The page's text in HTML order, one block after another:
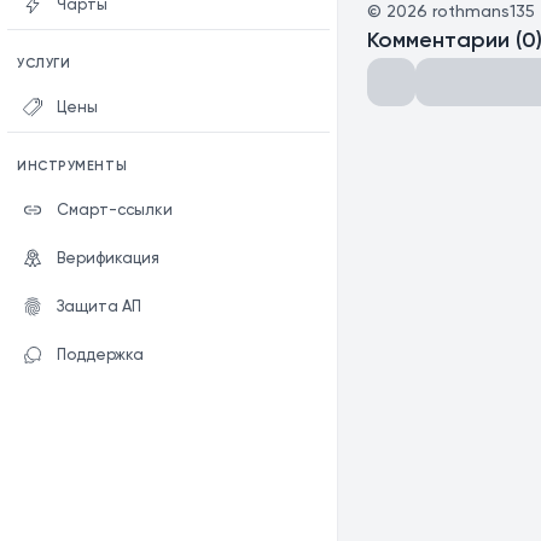
Чарты
УСЛУГИ
Цены
ИНСТРУМЕНТЫ
Смарт-ссылки
Верификация
Защита АП
Поддержка
© 2026 rothmans135
Комментарии (0)